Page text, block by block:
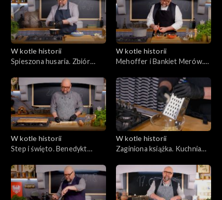
W kotle historii
Spieszona husaria. Zbiór
W kotle historii
Mehoffer i Bankiet Merów.
1900 roku
W kotle historii
Step i święto. Benedykt
W kotle historii
Zaginiona książka. Kuchnia
warszawskiej